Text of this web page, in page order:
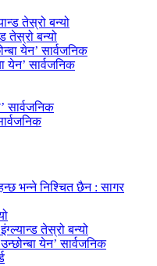
तेस्रो बन्यो
येन’ सार्वजनिक
भन्ने निश्चित छैन : सागर
तेस्रो बन्यो
येन’ सार्वजनिक